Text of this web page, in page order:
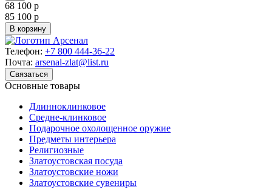
68 100 р
85 100 р
В корзину
Телефон: +7 800 444-36-22
Почта: arsenal-zlat@list.ru
Связаться
Основные товары
Длинноклинковое
Средне-клинковое
Подарочное охолощенное оружие
Предметы интерьера
Религиозные
Златоустовская посуда
Златоустовские ножи
Златоустовские сувениры